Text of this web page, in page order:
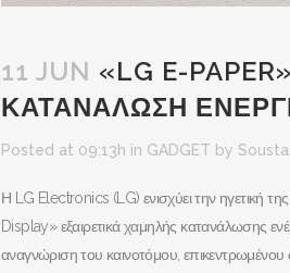
11 JUN «LG E-
ΚΑΤΑΝΑΛΩΣΗ
Posted at 09:13h in GADGET by
Η LG Electronics (LG) ενισχύει την ηγετική
Display» εξαιρετικά χαμηλής κατανάλωσης
αναγνώριση του καινοτόμου,